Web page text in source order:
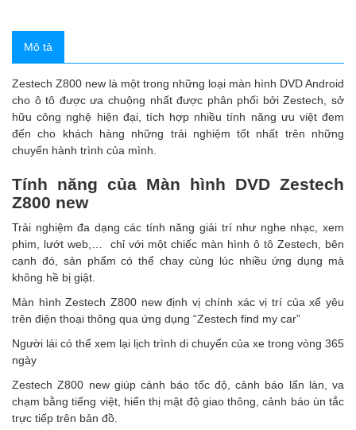
Mô tả
Zestech Z800 new là một trong những loại màn hình DVD Android
cho ô tô được ưa chuộng nhất được phân phối bởi Zestech, sở
hữu công nghệ hiện đại, tích hợp nhiều tính năng ưu việt đem
đến cho khách hàng những trải nghiệm tốt nhất trên những
chuyến hành trình của mình.
Tính năng của Màn hình DVD Zestech
Z800 new
Trải nghiệm đa dạng các tính năng giải trí như nghe nhạc, xem
phim, lướt web,… chỉ với một chiếc màn hình ô tô Zestech, bên
cạnh đó, sản phẩm có thể chay cùng lúc nhiều ứng dụng mà
không hề bị giật.
Màn hình Zestech Z800 new định vị chính xác vị trí của xế yêu
trên điện thoại thông qua ứng dụng “Zestech find my car”
Người lái có thể xem lại lịch trình di chuyển của xe trong vòng 365
ngày
Zestech Z800 new giúp cảnh báo tốc độ, cảnh báo lấn làn, va
chạm bằng tiếng việt, hiển thị mật độ giao thông, cảnh báo ùn tắc
trực tiếp trên bản đồ.